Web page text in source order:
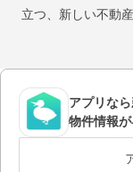
立つ、新しい不動
アプリな
物件情報が